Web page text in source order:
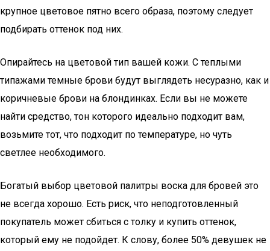
крупное цветовое пятно всего образа, поэтому следует
подбирать оттенок под них.
Опирайтесь на цветовой тип вашей кожи. С теплыми
типажами темные брови будут выглядеть несуразно, как и
коричневые брови на блондинках. Если вы не можете
найти средство, тон которого идеально подходит вам,
возьмите тот, что подходит по температуре, но чуть
светлее необходимого.
Богатый выбор цветовой палитры воска для бровей это
не всегда хорошо. Есть риск, что неподготовленный
покупатель может сбиться с толку и купить оттенок,
который ему не подойдет. К слову, более 50% девушек не